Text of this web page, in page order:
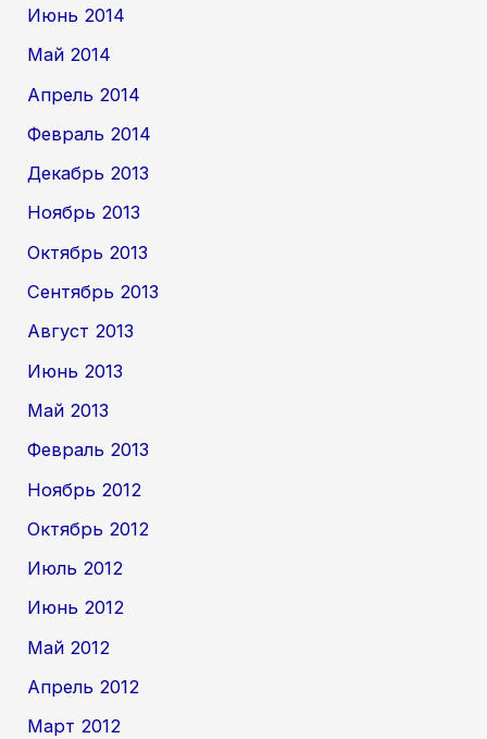
Июнь 2014
Май 2014
Апрель 2014
Февраль 2014
Декабрь 2013
Ноябрь 2013
Октябрь 2013
Сентябрь 2013
Август 2013
Июнь 2013
Май 2013
Февраль 2013
Ноябрь 2012
Октябрь 2012
Июль 2012
Июнь 2012
Май 2012
Апрель 2012
Март 2012